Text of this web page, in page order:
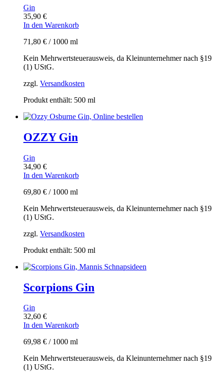
Gin
35,90 €
In den Warenkorb
71,80 € / 1000 ml
Kein Mehrwertsteuerausweis, da Kleinunternehmer nach §19
(1) UStG.
zzgl. Versandkosten
Produkt enthält: 500 ml
OZZY Gin
Gin
34,90 €
In den Warenkorb
69,80 € / 1000 ml
Kein Mehrwertsteuerausweis, da Kleinunternehmer nach §19
(1) UStG.
zzgl. Versandkosten
Produkt enthält: 500 ml
Scorpions Gin
Gin
32,60 €
In den Warenkorb
69,98 € / 1000 ml
Kein Mehrwertsteuerausweis, da Kleinunternehmer nach §19
(1) UStG.